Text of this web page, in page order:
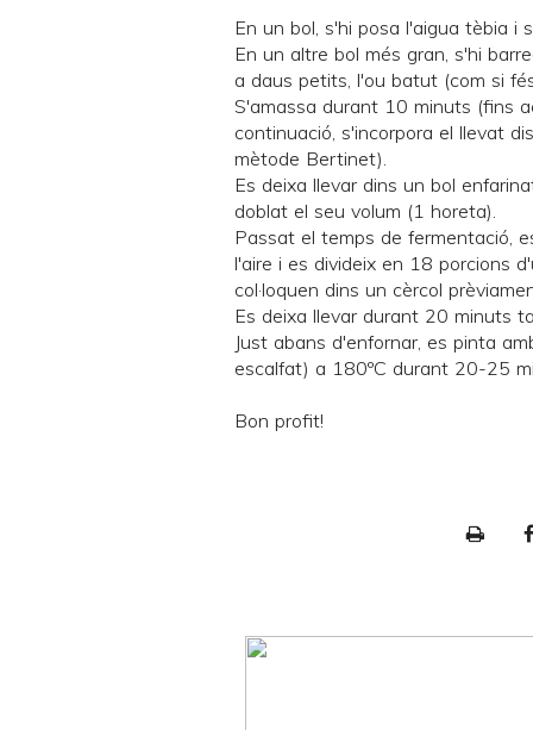
En un bol, s'hi posa l'aigua tèbia i
En un altre bol més gran, s'hi
a daus petits, l'ou batut (com si
S'amassa durant 10 minuts (fins
continuació, s'incorpora el llevat
mètode Bertinet).
Es deixa llevar dins un bol
doblat el seu volum (1 horeta).
Passat el temps de fermentació,
l'aire i es divideix en 18 porcions
col·loquen dins un cèrcol
Es deixa llevar durant 20 minuts
Just abans d'enfornar, es pinta
escalfat) a 180ºC durant 20-25
Bon profit!
n